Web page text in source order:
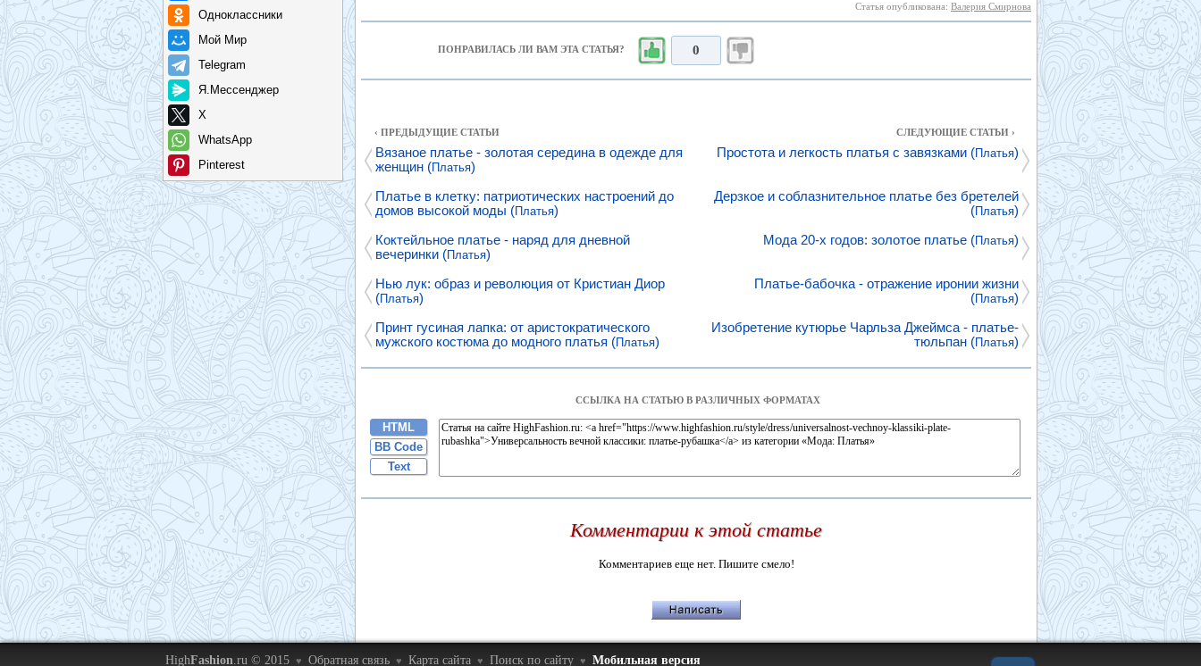
Одноклассники
Мой Мир
Telegram
Я.Мессенджер
X
WhatsApp
Pinterest
Статья опубликована: Валерия Смирнова
ПОНРАВИЛАСЬ ЛИ ВАМ ЭТА СТАТЬЯ? 0
‹ ПРЕДЫДУЩИЕ СТАТЬИ
Вязаное платье - золотая середина в одежде для
женщин ( Платья)
Платье в клетку: патриотических настроений до
домов высокой моды ( Платья)
Коктейльное платье - наряд для дневной
вечеринки ( Платья)
Нью лук: образ и революция от Кристиан Диор
( Платья)
Принт гусиная лапка: от аристократического
мужского костюма до модного платья ( Платья)
СЛЕДУЮЩИЕ СТАТЬИ ›
Простота и легкость платья с завязками ( Платья)
Дерзкое и соблазнительное платье без бретелей
( Платья)
Мода 20-х годов: золотое платье ( Платья)
Платье-бабочка - отражение иронии жизни
( Платья)
Изобретение кутюрье Чарльза Джеймса - платье-
тюльпан ( Платья)
ССЫЛКА НА СТАТЬЮ В РАЗЛИЧНЫХ ФОРМАТАХ
HTML
BB Code
Text
Комментарии к этой статье
Комментариев еще нет. Пишите смело!
HighFashion.ru © 2015 ♥ Обратная связь ♥ Карта сайта ♥ Поиск по сайту ♥ Мобильная версия